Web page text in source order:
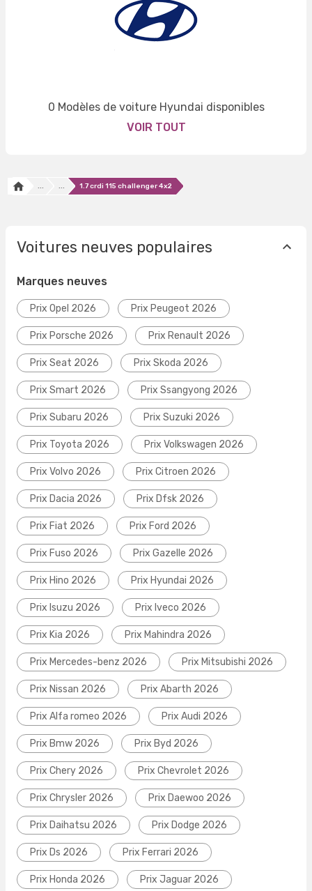
0 Modèles de voiture Hyundai disponibles
VOIR TOUT
... ... 1.7 crdi 115 challenger 4x2
Voitures neuves populaires
Marques neuves
Prix Opel 2026 Prix Peugeot 2026
Prix Porsche 2026 Prix Renault 2026
Prix Seat 2026 Prix Skoda 2026
Prix Smart 2026 Prix Ssangyong 2026
Prix Subaru 2026 Prix Suzuki 2026
Prix Toyota 2026 Prix Volkswagen 2026
Prix Volvo 2026 Prix Citroen 2026
Prix Dacia 2026 Prix Dfsk 2026
Prix Fiat 2026 Prix Ford 2026
Prix Fuso 2026 Prix Gazelle 2026
Prix Hino 2026 Prix Hyundai 2026
Prix Isuzu 2026 Prix Iveco 2026
Prix Kia 2026 Prix Mahindra 2026
Prix Mercedes-benz 2026 Prix Mitsubishi 2026
Prix Nissan 2026 Prix Abarth 2026
Prix Alfa romeo 2026 Prix Audi 2026
Prix Bmw 2026 Prix Byd 2026
Prix Chery 2026 Prix Chevrolet 2026
Prix Chrysler 2026 Prix Daewoo 2026
Prix Daihatsu 2026 Prix Dodge 2026
Prix Ds 2026 Prix Ferrari 2026
Prix Honda 2026 Prix Jaguar 2026